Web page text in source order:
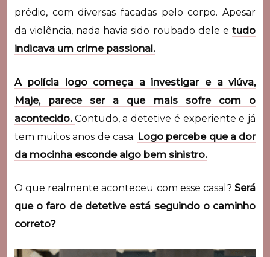
prédio, com diversas facadas pelo corpo. Apesar
da violência, nada havia sido roubado dele etudo
indicava um crime passional.
A polícia logo começa a investigar e a viúva,
Maje, parece ser a que mais sofre com o
acontecido. Contudo, a detetive é experiente e já
tem muitos anos de casa. Logo percebe que a dor
da mocinha esconde algo bem sinistro.
O que realmente aconteceu com esse casal?Será
que o faro de detetive está seguindo o caminho
correto?